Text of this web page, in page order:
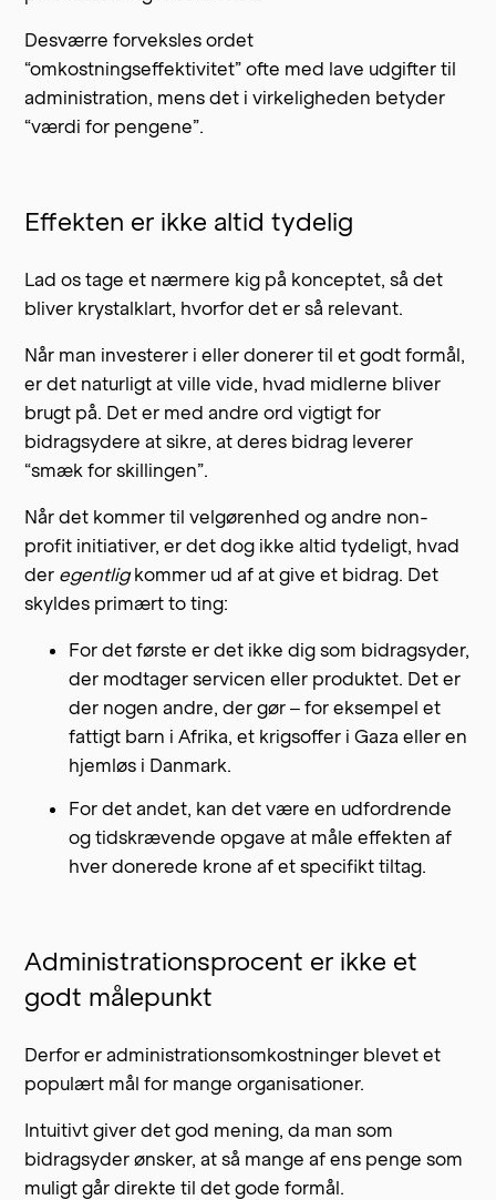
Desværre forveksles ordet
“omkostningseffektivitet” ofte med lave udgifter til
administration, mens det i virkeligheden betyder
“værdi for pengene”.
Effekten er ikke altid tydelig
Lad os tage et nærmere kig på konceptet, så det
bliver krystalklart, hvorfor det er så relevant.
Når man investerer i eller donerer til et godt formål,
er det naturligt at ville vide, hvad midlerne bliver
brugt på. Det er med andre ord vigtigt for
bidragsydere at sikre, at deres bidrag leverer
“smæk for skillingen”.
Når det kommer til velgørenhed og andre non-
profit initiativer, er det dog ikke altid tydeligt, hvad
der egentligkommer ud af at give et bidrag. Det
skyldes primært to ting:
For det første er det ikke dig som bidragsyder,
der modtager servicen eller produktet. Det er
der nogen andre, der gør – for eksempel et
fattigt barn i Afrika, et krigsoffer i Gaza eller en
hjemløs i Danmark.
For det andet, kan det være en udfordrende
og tidskrævende opgave at måle effekten af
hver donerede krone af et specifikt tiltag.
Administrationsprocent er ikke et
godt målepunkt
Derfor er administrationsomkostninger blevet et
populært mål for mange organisationer.
Intuitivt giver det god mening, da man som
bidragsyder ønsker, at så mange af ens penge som
muligt går direkte til det gode formål.